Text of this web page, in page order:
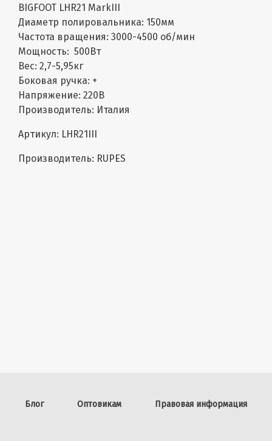
BIGFOOT LHR21 MarkIII
Диаметр полировальника: 150мм
Частота вращения: 3000-4500 об/мин
Мощность: 500Вт
Вес: 2,7-5,95кг
Боковая ручка: +
Напряжение: 220В
Производитель: Италия
Артикул: LHR21III
Производитель: RUPES
Блог Оптовикам Правовая информация